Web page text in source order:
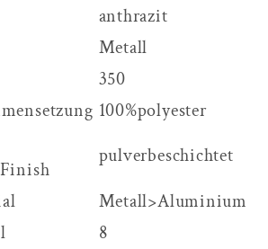
anthrazit
Metall
350
100%polyester
pulverbeschichtet
Metall>Aluminium
8